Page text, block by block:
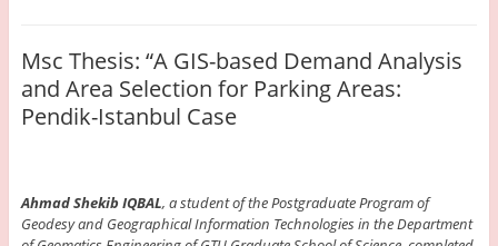
Msc Thesis: “A GIS-based Demand Analysis
and Area Selection for Parking Areas:
Pendik-Istanbul Case
Ahmad Shekib IQBAL, a student of the Postgraduate Program of
Geodesy and Geographical Information Technologies in the Department